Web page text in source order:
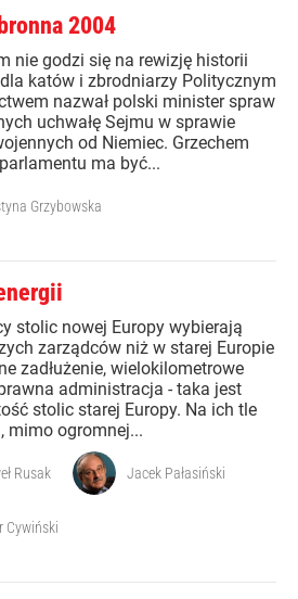
2004
nie godzi się na rewizję historii
katów i zbrodniarzy Politycznym
nazwał polski minister spraw
uchwałę Sejmu w sprawie
od Niemiec. Grzechem
ma być...
Grzybowska
stolic nowej Europy wybierają
zarządców niż w starej Europie
zadłużenie, wielokilometrowe
administracja - taka jest
stolic starej Europy. Na ich tle
mimo ogromnej...
Rusak Jacek Pałasiński
Cywiński